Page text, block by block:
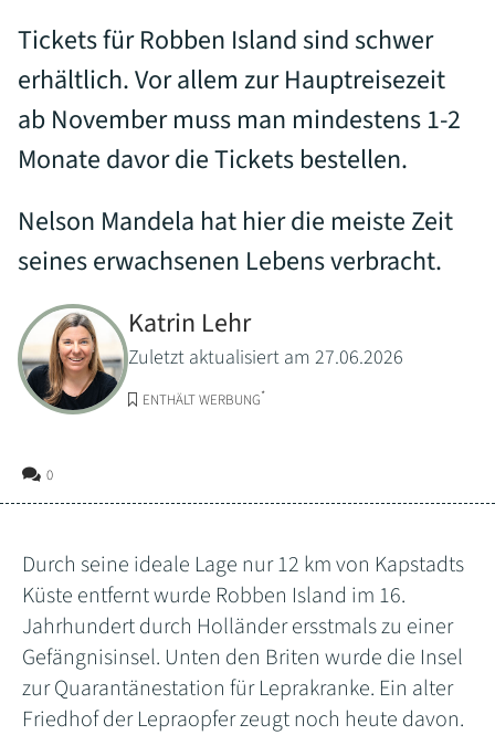
Tickets für Robben Island sind schwer
erhältlich. Vor allem zur Hauptreisezeit
ab November muss man mindestens 1-2
Monate davor die Tickets bestellen.
Nelson Mandela hat hier die meiste Zeit
seines erwachsenen Lebens verbracht.
Katrin Lehr
Zuletzt aktualisiert am 27.06.2026
ENTHÄLT WERBUNG*
0
Durch seine ideale Lage nur 12 km von Kapstadts
Küste entfernt wurde Robben Island im 16.
Jahrhundert durch Holländer ersstmals zu einer
Gefängnisinsel. Unten den Briten wurde die Insel
zur Quarantänestation für Leprakranke. Ein alter
Friedhof der Lepraopfer zeugt noch heute davon.